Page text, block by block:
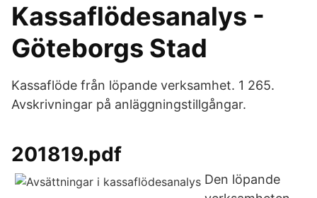
Kassaflödesanalys -
Göteborgs Stad
Kassaflöde från löpande verksamhet. 1 265.
Avskrivningar på anläggningstillgångar.
201819.pdf
Den löpande